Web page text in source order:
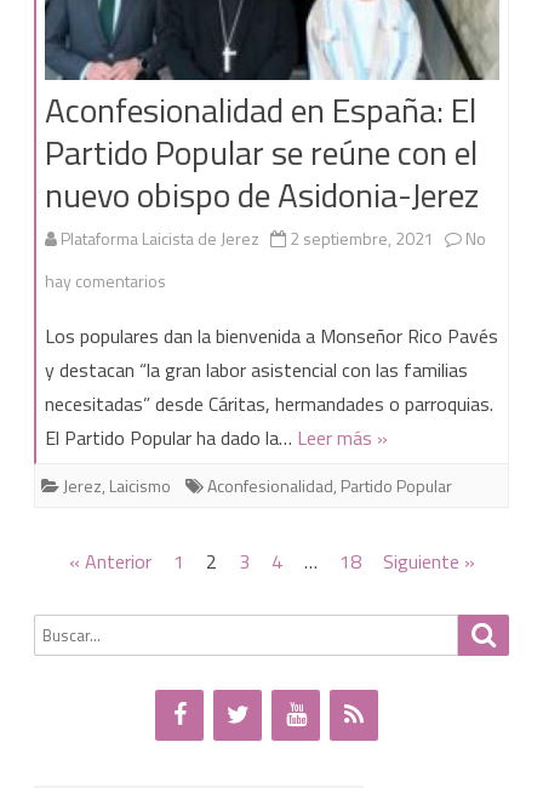
el
mundo,
a
la
venta
Anuncios’
Aconfesionalidad en España: El
Partido Popular se reúne con el
nuevo obispo de Asidonia-Jerez
Plataforma Laicista de Jerez 2 septiembre, 2021
No
hay comentarios
en
España:
El
Partido
se
reúne
con
nuevo
Los populares dan la bienvenida a Monseñor Rico Pavés
y destacan “la gran labor asistencial con las familias
necesitadas” desde Cáritas, hermandades o parroquias.
El Partido Popular ha dado la… Leer más »
Jerez, Laicismo Aconfesionalidad, Partido Popular
Paginación
entradas
« Anterior 1 2 3 4 … 18 Siguiente »
Buscar
por: